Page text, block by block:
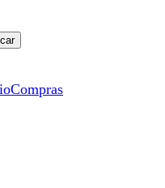
Compras